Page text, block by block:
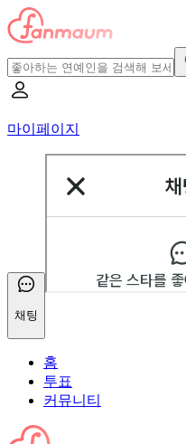
마이페이지
채팅
홈
투표
커뮤니티